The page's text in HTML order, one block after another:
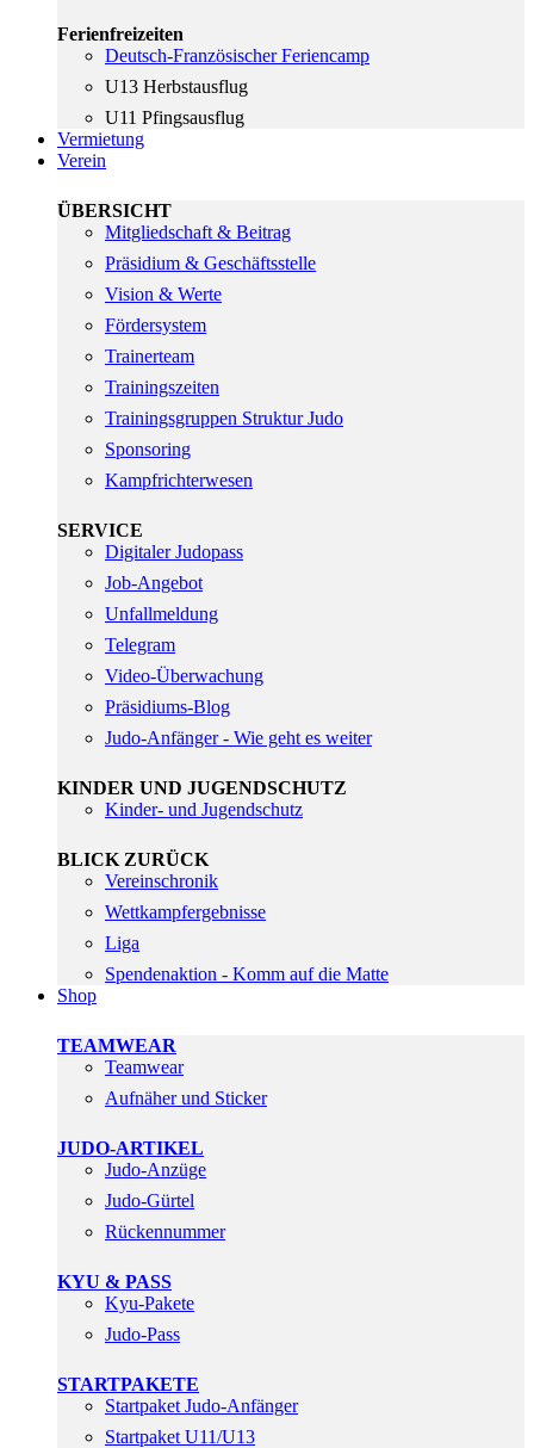
Ferienfreizeiten
Deutsch-Französischer Feriencamp
U13 Herbstausflug
U11 Pfingsausflug
Vermietung
Verein
ÜBERSICHT
Mitgliedschaft & Beitrag
Präsidium & Geschäftsstelle
Vision & Werte
Fördersystem
Trainerteam
Trainingszeiten
Trainingsgruppen Struktur Judo
Sponsoring
Kampfrichterwesen
SERVICE
Digitaler Judopass
Job-Angebot
Unfallmeldung
Telegram
Video-Überwachung
Präsidiums-Blog
Judo-Anfänger - Wie geht es weiter
KINDER UND JUGENDSCHUTZ
Kinder- und Jugendschutz
BLICK ZURÜCK
Vereinschronik
Wettkampfergebnisse
Liga
Spendenaktion - Komm auf die Matte
Shop
TEAMWEAR
Teamwear
Aufnäher und Sticker
JUDO-ARTIKEL
Judo-Anzüge
Judo-Gürtel
Rückennummer
KYU & PASS
Kyu-Pakete
Judo-Pass
STARTPAKETE
Startpaket Judo-Anfänger
Startpaket U11/U13